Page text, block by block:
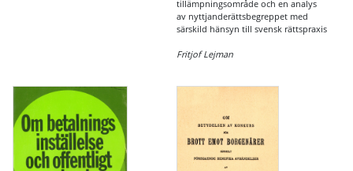
tillämpningsområde och en analys
av nyttjanderättsbegreppet med
särskild hänsyn till svensk rättspraxis
Fritjof Lejman